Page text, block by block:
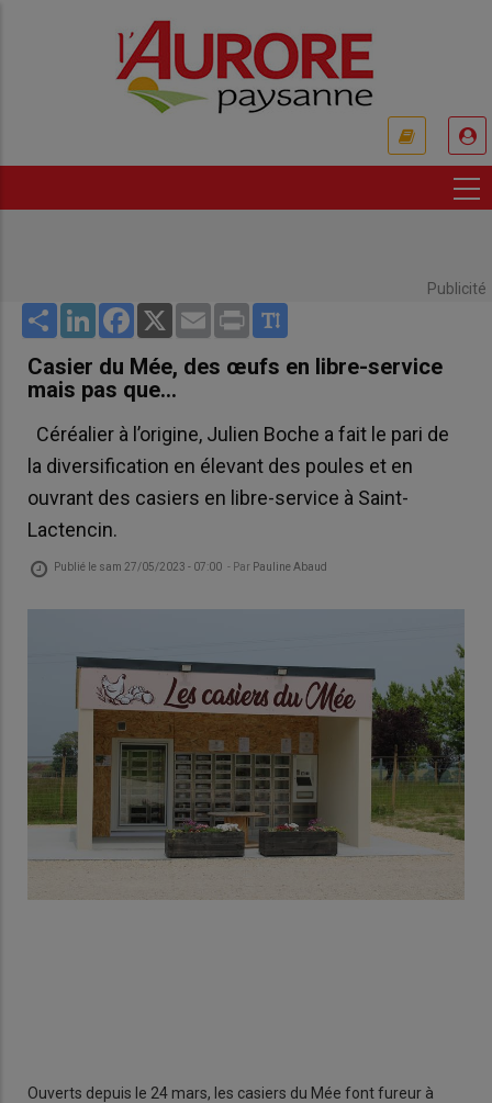
Publicité
Share LinkedInFacebook
X Email Print
Casier du Mée, des œufs en libre-service
mais pas que…
Céréalier à l’origine, Julien Boche a fait le pari de
la diversification en élevant des poules et en
ouvrant des casiers en libre-service à Saint-
Lactencin.
Publié le sam 27/05/2023 - 07:00 - Par Pauline Abaud
Ouverts depuis le 24 mars, les casiers du Mée font fureur à